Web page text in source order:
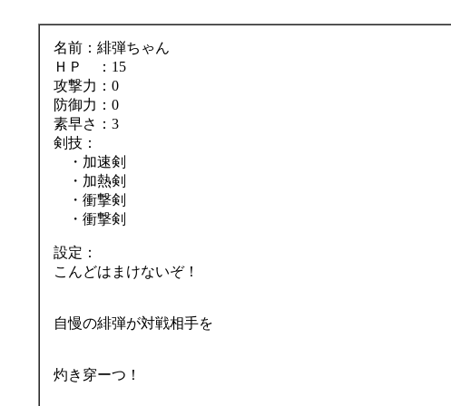
名前：緋弾ちゃん
ＨＰ ：15
攻撃力：0
防御力：0
素早さ：3
剣技：
・加速剣
・加熱剣
・衝撃剣
・衝撃剣
設定：
こんどはまけないぞ！
自慢の緋弾が対戦相手を
灼き穿ーつ！